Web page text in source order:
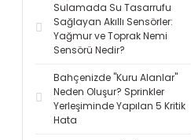
Sulamada Su Tasarrufu
Sağlayan Akıllı Sensörler:
Yağmur ve Toprak Nemi
Sensörü Nedir?
Bahçenizde "Kuru Alanlar"
Neden Oluşur? Sprinkler
Yerleşiminde Yapılan 5 Kritik
Hata